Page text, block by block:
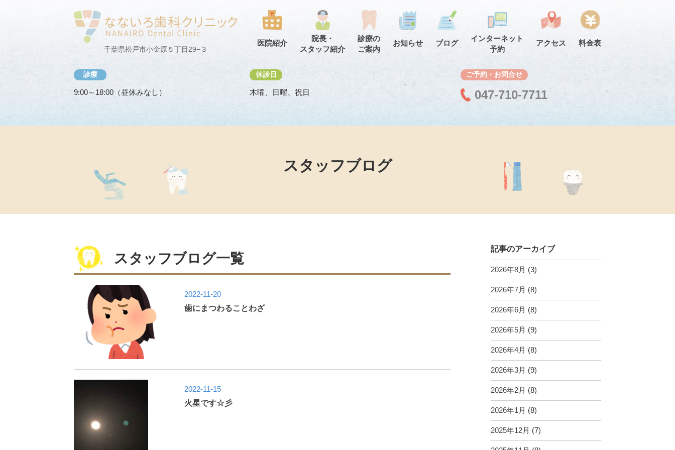
千葉県松戸市小金原５丁目29−３
医院紹介
院長・
スタッフ紹介
診療の
ご案内
お知らせ ブログ
インターネット
予約
アクセス 料金表
診療
9:00～18:00（昼休みなし）
休診日
木曜、日曜、祝日
ご予約・お問合せ
047-710-7711
スタッフブログ
スタッフブログ一覧
2022-11-20
歯にまつわることわざ
2022-11-15
火星です☆彡
記事のアーカイブ
2026年8月 (3)
2026年7月 (8)
2026年6月 (8)
2026年5月 (9)
2026年4月 (8)
2026年3月 (9)
2026年2月 (8)
2026年1月 (8)
2025年12月 (7)